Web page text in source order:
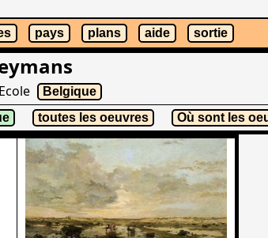
pays plans aide sortie
Ecole Belgique
toutes les oeuvres Où sont les